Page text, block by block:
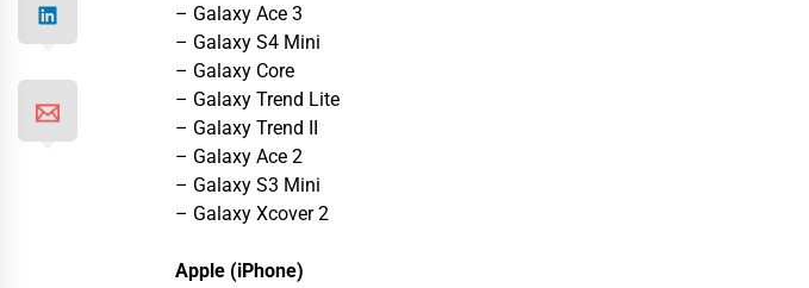
– Galaxy Ace 3
– Galaxy S4 Mini
– Galaxy Core
– Galaxy Trend Lite
– Galaxy Trend II
– Galaxy Ace 2
– Galaxy S3 Mini
– Galaxy Xcover 2
Apple (iPhone)